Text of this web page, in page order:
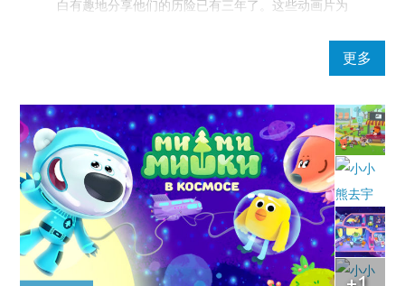
白有趣地分享他们的历险已有三年了。这些动画片为
更多